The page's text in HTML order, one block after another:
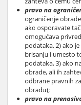
pravо na
ograničenje
ako osporavate
omogućava
podataka, 2) ako
brisanju i umesto
podataka, 3) ako
obrade, ali ih
odbrane pravnih
obradu);
pravo na